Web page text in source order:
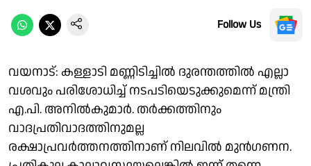
Follow Us
വയനാട്: കള്ളാടി മണ്ണിടിച്ചിൽ ദുരന്തത്തിൽ എല്ലാ
വശവും പരിശോധിച്ച് നടപടിയെടുക്കുമെന്ന് മന്ത്രി
എ.പി. അനിൽകുമാർ. തർക്കത്തിനും
വാദപ്രതിവാദത്തിനുമല്ല
രക്ഷാപ്രവർത്തനത്തിനാണ് നിലവിൽ മുൻഗണന.